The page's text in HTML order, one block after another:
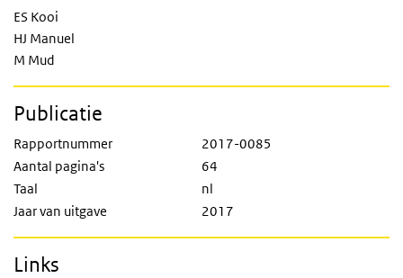
ES Kooi
HJ Manuel
M Mud
Publicatie
Rapportnummer
2017-0085
Aantal pagina's
64
Taal
nl
Jaar van uitgave
2017
Links